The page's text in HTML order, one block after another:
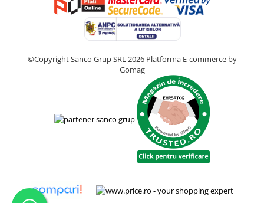
©Copyright Sanco Grup SRL 2026 Platforma E-commerce by
Gomag